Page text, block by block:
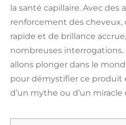
la santé capillaire. Avec des
renforcement des cheveux,
rapide et de brillance
nombreuses interrogations.
allons plonger dans le
pour démystifier ce produit
d’un mythe ou d’un miracle